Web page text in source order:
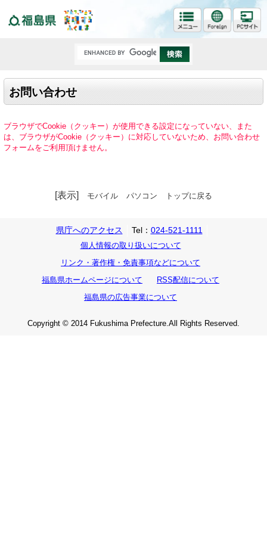
お問い合わせ
ブラウザでCookie（クッキー）が使用できる設定になっていない、また
は、ブラウザがCookie（クッキー）に対応していないため、お問い合わせ
フォームをご利用頂けません。
[表示] モバイル パソコン トップに戻る
県庁へのアクセス Tel： 024-521-1111
個人情報の取り扱いについて
リンク・著作権・免責事項などについて
福島県ホームページについて
RSS配信について
福島県の広告事業について
Copyright © 2014 Fukushima Prefecture.All Rights Reserved.